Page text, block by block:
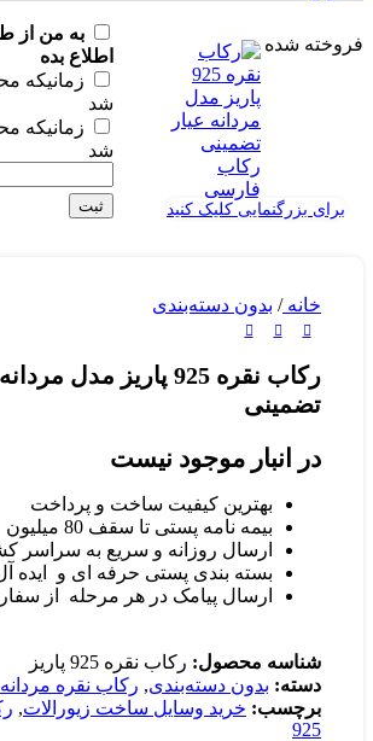
فروخته شده
به من از
اطلاع بده
زمانیکه
شد
زمانیکه
شد
ثبت برای بزرگنمایی کلیک کنید
خانه/ بدون دسته‌بندی
رکاب نقره 925 پاریز مدل
تضمینی
در انبار موجود نیست
بهترین کیفیت ساخت و پرداخت
بیمه نامه پستی تا سقف 80 میلیون
ارسال روزانه و سریع به سراسر
بسته بندی پستی حرفه ای و ایده
ارسال پیامک در هر مرحله از
شناسه محصول: رکاب نقره 925 پاریز
دسته: بدون دسته‌بندی, رکاب نقره مردانه
برچسب: خرید وسایل ساخت زیورالات,
925